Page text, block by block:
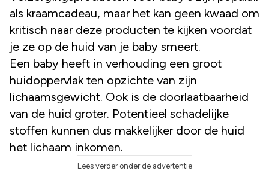
als kraamcadeau, maar het kan geen kwaad om
kritisch naar deze producten te kijken voordat
je ze op de huid van je baby smeert.
Een baby heeft in verhouding een groot
huidoppervlak ten opzichte van zijn
lichaamsgewicht. Ook is de doorlaatbaarheid
van de huid groter. Potentieel schadelijke
stoffen kunnen dus makkelijker door de huid
het lichaam inkomen.
Lees verder onder de advertentie